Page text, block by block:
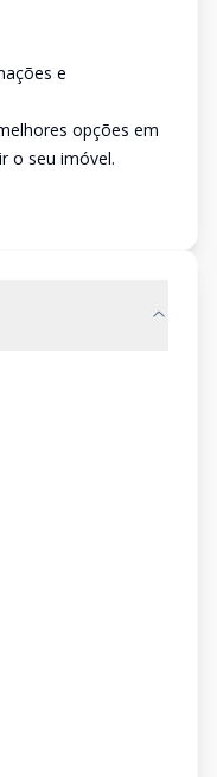
e
opções em
o seu imóvel.